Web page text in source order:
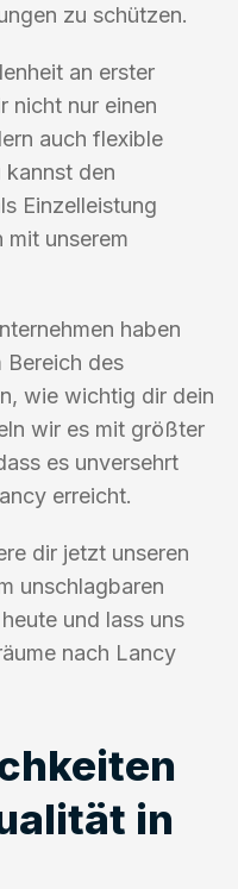
zu schützen.
an erster
nicht nur einen
auch flexible
den
Einzelleistung
mit unserem
haben
Bereich des
wie wichtig dir dein
wir es mit größter
es unversehrt
erreicht.
dir jetzt unseren
unschlagbaren
und lass uns
nach Lancy
in